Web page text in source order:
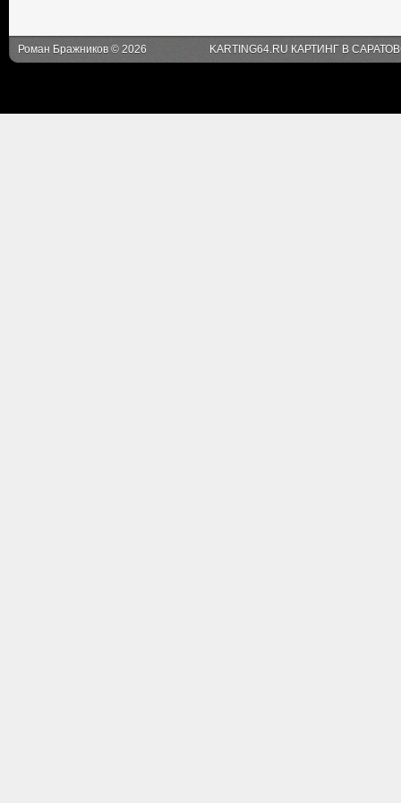
Роман Бражников © 2026 KARTING64.RU КАРТИНГ В